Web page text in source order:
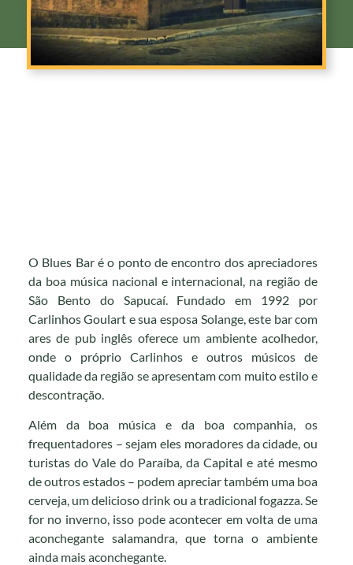
O Blues Bar é o ponto de encontro dos apreciadores
da boa música nacional e internacional, na região de
São Bento do Sapucaí. Fundado em 1992 por
Carlinhos Goulart e sua esposa Solange, este bar com
ares de pub inglês oferece um ambiente acolhedor,
onde o próprio Carlinhos e outros músicos de
qualidade da região se apresentam com muito estilo e
descontração.
Além da boa música e da boa companhia, os
frequentadores – sejam eles moradores da cidade, ou
turistas do Vale do Paraíba, da Capital e até mesmo
de outros estados – podem apreciar também uma boa
cerveja, um delicioso drink ou a tradicional fogazza. Se
for no inverno, isso pode acontecer em volta de uma
aconchegante salamandra, que torna o ambiente
ainda mais aconchegante.